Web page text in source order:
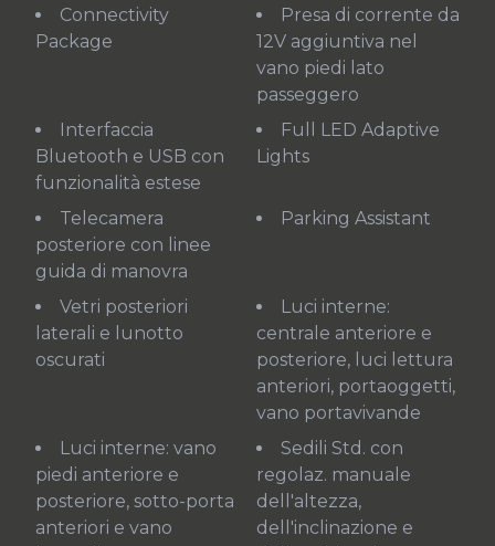
Connectivity
Package
Presa di corrente da
12V aggiuntiva nel
vano piedi lato
passeggero
Interfaccia
Bluetooth e USB con
funzionalità estese
Full LED Adaptive
Lights
Telecamera
posteriore con linee
guida di manovra
Parking Assistant
Vetri posteriori
laterali e lunotto
oscurati
Luci interne:
centrale anteriore e
posteriore, luci lettura
anteriori, portaoggetti,
vano portavivande
Luci interne: vano
piedi anteriore e
posteriore, sotto-porta
anteriori e vano
Sedili Std. con
regolaz. manuale
dell'altezza,
dell'inclinazione e